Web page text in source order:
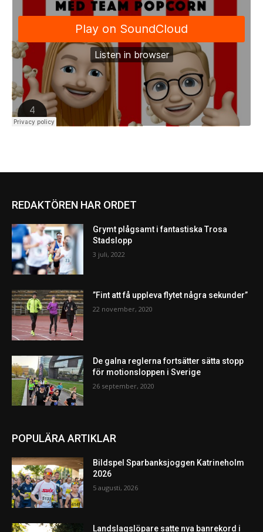
REDAKTÖREN HAR ORDET
Grymt plågsamt i fantastiska Trosa
Stadslopp
3 juli, 2022
”Fint att få uppleva flytet några sekunder”
22 november, 2020
De galna reglerna fortsätter sätta stopp
för motionsloppen i Sverige
26 september, 2020
POPULÄRA ARTIKLAR
Bildspel Sparbanksjoggen Katrineholm
2026
5 augusti, 2026
Landslagslöpare satte nya banrekord i